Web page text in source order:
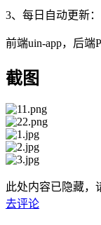
3、每日自动更新
前端uin-app，后端
截图
此处内容已隐藏，
去评论